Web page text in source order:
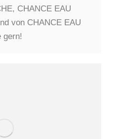
CHANCE EAU
von CHANCE EAU
gern!